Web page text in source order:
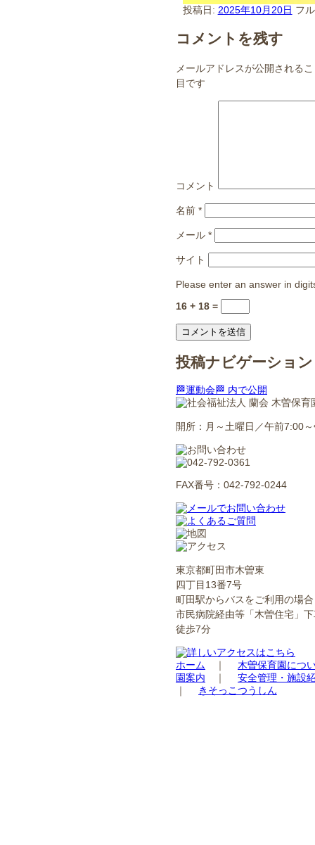
投稿日: 2025年10月20日 フ
コメントを残す
メールアドレスが公開される
目です
コメント
名前 *
メール *
サイト
Please enter an answer in
16 + 18 =
投稿ナビゲーション
🏁運動会🏁 内で公開
開所：月～土曜日／午前7:00
FAX番号：042-792-0244
東京都町田市木曽東
四丁目13番7号
町田駅からバスをご利用の場合
市民病院経由等「木曽住宅」
徒歩7分
ホーム ｜ 木曽保育園につ
園案内 ｜ 安全管理・施設
｜
きそっこつうしん